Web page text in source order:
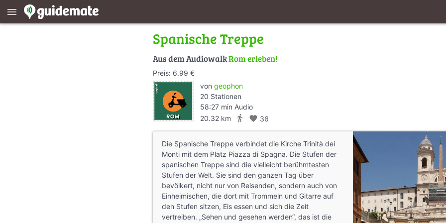
menu
Spanische Treppe
Aus dem AudiowalkRom erleben!
Preis: 6.99 €
von geophon
20 Stationen
58:27 min Audio
20.32 km
directions_walk favorite 36
Die Spanische Treppe verbindet die Kirche Trinità dei
Monti mit dem Platz Piazza di Spagna. Die Stufen der
spanischen Treppe sind die vielleicht berühmtesten
Stufen der Welt. Sie sind den ganzen Tag über
bevölkert, nicht nur von Reisenden, sondern auch von
Einheimischen, die dort mit Trommeln und Gitarre auf
den Stufen sitzen, Eis essen und sich die Zeit
vertreiben. „Sehen und gesehen werden“, das ist die